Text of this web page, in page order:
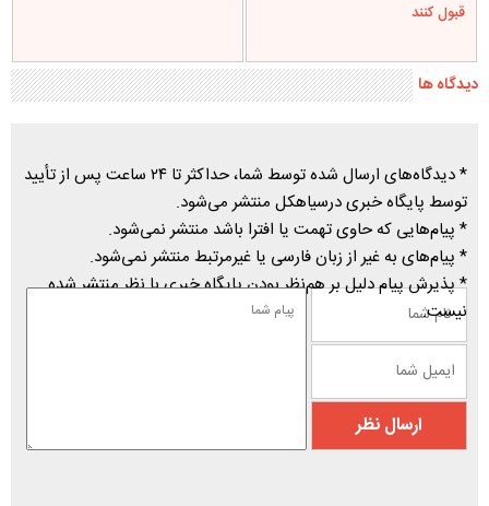
قبول کنند
دیدگاه ها
* دیدگاه‌های ارسال شده توسط شما، حداکثر تا ۲۴ ساعت پس از تأیید
توسط پایگاه خبری درسیاهکل منتشر می‌شود.
* پیام‌هایی که حاوی تهمت یا افترا باشد منتشر نمی‌شود.
* پیام‌های به غیر از زبان فارسی یا غیرمرتبط منتشر نمی‌شود.
* پذیرش پیام دلیل بر هم‌نظر بودن پایگاه خبری با نظر منتشر شده
نیست.